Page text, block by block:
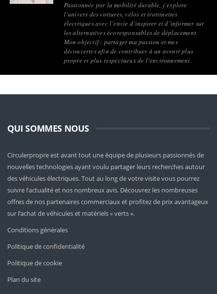
Passionnée par la mobilité durable, j’explore
l’univers des voitures, vélos et trottinettes
électriques avec l’envie d’inspirer et d’informer sur
les alternatives écoresponsables de déplacement.
Mon objectif : partager ma passion et mes
découvertes afin de contribuer à un avenir plus
propre et plus respectueux de l’environnement.
QUI SOMMES NOUS
Circulerpropre est avant tout une équipe de plusieurs passionnés de
nouvelles technologies ayant voulu partager leurs recherches autour
des véhicules électriques. Tout au long de votre visite vous pourrez
suivre l’actualité et nos nombreux avis. Découvrez les nombreuses
offres de nos partenaires commerciaux et profitez de prix avantageux
sur l’achat de véhicules et matériels « verts ».
Conditions générales
Politique de confidentialité
Politique de cookie
Plan du site